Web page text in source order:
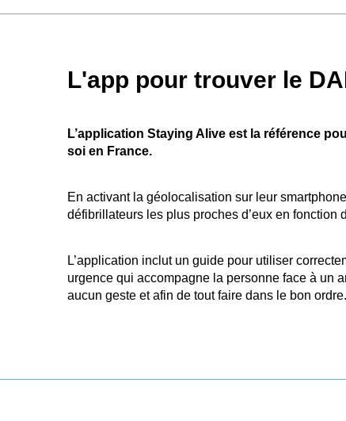
L'app pour trouver le
L’application Staying Alive est la référence
soi en France.
En activant la géolocalisation sur leur
défibrillateurs les plus proches d’eux en fonction
L’application inclut un guide pour utiliser
urgence qui accompagne la personne face à un
aucun geste et afin de tout faire dans le bon ordre.